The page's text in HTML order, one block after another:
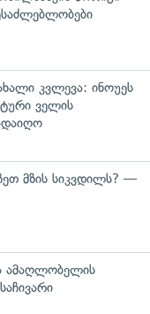
კვლევა: ინოუეს
ველის
მზის სიკვდილს? —
ამაღლობელის